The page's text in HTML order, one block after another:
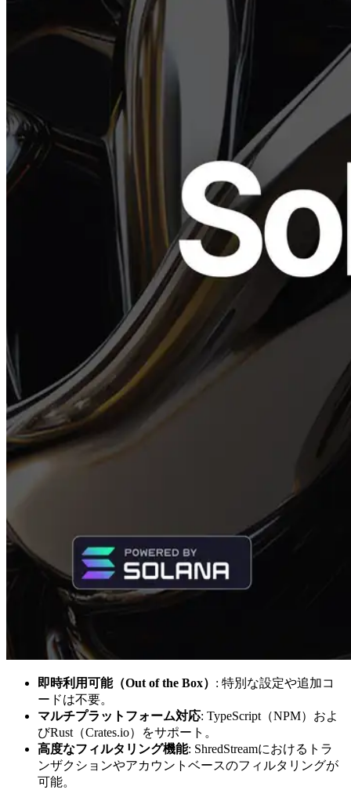
即時利用可能（Out of the Box） : 特別な設定や追加コ
ードは不要。
マルチプラットフォーム対応: TypeScript（NPM）およ
びRust（Crates.io）をサポート。
高度なフィルタリング機能: ShredStreamにおけるトラ
ンザクションやアカウントベースのフィルタリングが
可能。